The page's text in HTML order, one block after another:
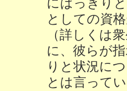
としての資
（詳しくは
に、彼らが
りと状況に
とは言って